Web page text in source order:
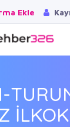
Ekle